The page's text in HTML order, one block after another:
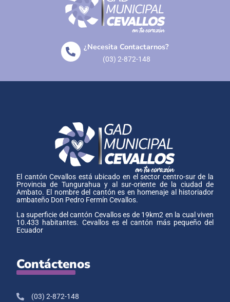
¿Necesita Contactarnos?
(03) 2-872-148
El cantón Cevallos está ubicado en el sector centro-sur de la
Provincia de Tungurahua y al sur-oriente de la ciudad de
Ambato. El nombre del cantón es en homenaje al historiador
ambateño Don Pedro Fermín Cevallos.
La superficie del cantón Cevallos es de 19km2 en la cual viven
10.433 habitantes. Cevallos es el cantón más pequeño del
Ecuador
Contáctenos
(03) 2-872-148